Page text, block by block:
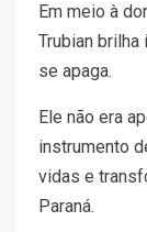
Em meio à
Trubian brilha
se apaga.
Ele não era
instrumento
vidas e
Paraná.